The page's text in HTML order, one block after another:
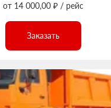
от 14 000,00 ₽ / рейс
Заказать